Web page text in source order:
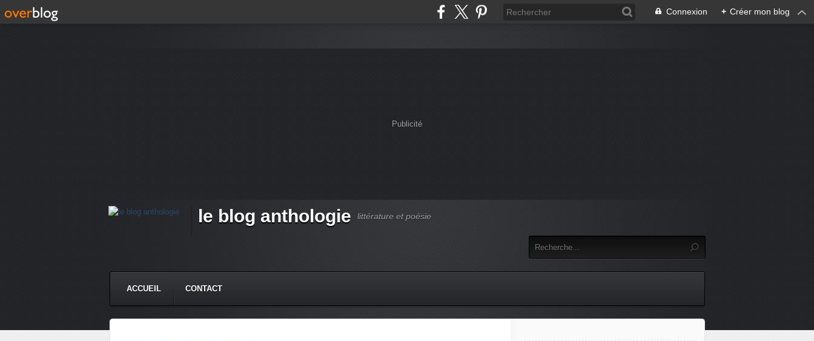
Connexion + Créer mon blog
Publicité
le blog anthologie littérature et poésie
ACCUEIL CONTACT